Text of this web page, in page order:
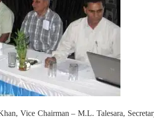
Vice Chairman – M.L. Talesara,